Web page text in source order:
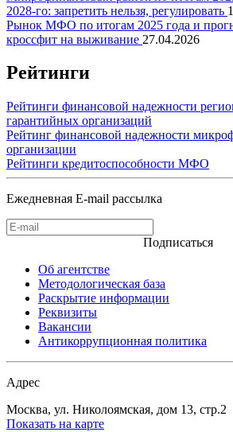
2028-го: запретить нельзя, регулировать
Рынок МФО по итогам 2025 года и
кроссфит на выживание 27.04.2026
Рейтинги
Рейтинги финансовой надежности
гарантийных организаций
Рейтинг финансовой надежности
организации
Рейтинги кредитоспособности МФО
Ежедневная E-mail рассылка
Подписаться
Об агентстве
Методологическая база
Раскрытие информации
Реквизиты
Вакансии
Антикоррупционная политика
Адрес
Москва, ул. Николоямская, дом 13, стр.2
Показать на карте